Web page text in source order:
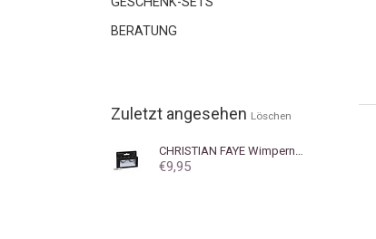
BERATUNG
Zuletzt angesehen Löschen
CHRISTIAN FAYE Wimpern Amice
€9,95